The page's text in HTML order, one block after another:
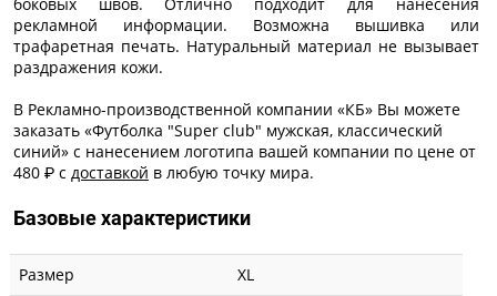
рекламной информации. Возможна вышивка или
трафаретная печать. Натуральный материал не вызывает
раздражения кожи.
В Рекламно-производственной компании «КБ» Вы можете
заказать «Футболка "Super club" мужская, классический
синий» с нанесением логотипа вашей компании по цене от
480 ₽ с доставкой в любую точку мира.
Базовые характеристики
Размер
XL